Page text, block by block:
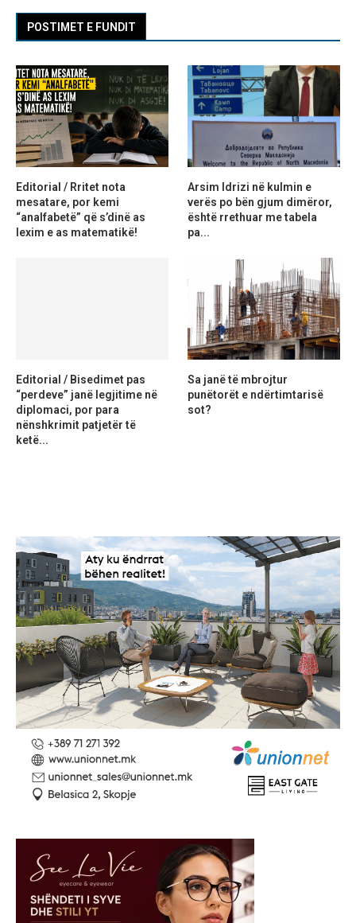
POSTIMET E FUNDIT
Editorial / Rritet nota
mesatare, por kemi
“analfabetë” që s’dinë as
lexim e as matematikë!
Arsim Idrizi në kulmin e
verës po bën gjum dimëror,
është rrethuar me tabela
pa...
Editorial / Bisedimet pas
“perdeve” janë legjitime në
diplomaci, por para
nënshkrimit patjetër të
ketë...
Sa janë të mbrojtur
punëtorët e ndërtimtarisë
sot?